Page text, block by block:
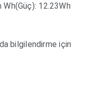
12.23Wh
bilgilendirme için